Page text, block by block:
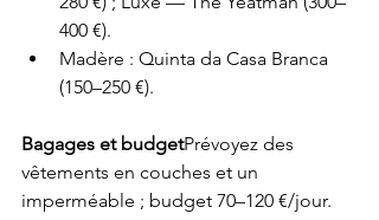
400 €).
Madère : Quinta da Casa Branca
(150–250 €).
Bagages et budgetPrévoyez des
vêtements en couches et un
imperméable ; budget 70–120 €/jour.